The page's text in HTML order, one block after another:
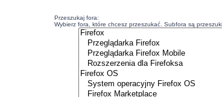
Przeszukaj fora:
Wybierz fora, które chcesz przeszukać. Subfora są